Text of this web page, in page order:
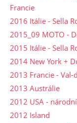
Francie
2016 Itálie - Sella
2015_09 MOTO -
2015 Itálie - Sella
2014 New York +
2013 Francie - Val-
2013 Austrálie
2012 USA -
2012 Island